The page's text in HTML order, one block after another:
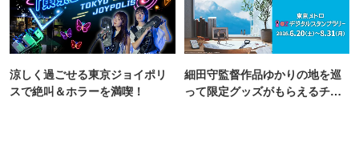
涼しく過ごせる東京ジョイポリ
スで絶叫＆ホラーを満喫！
細田守監督作品ゆかりの地を巡
って限定グッズがもらえるチャ